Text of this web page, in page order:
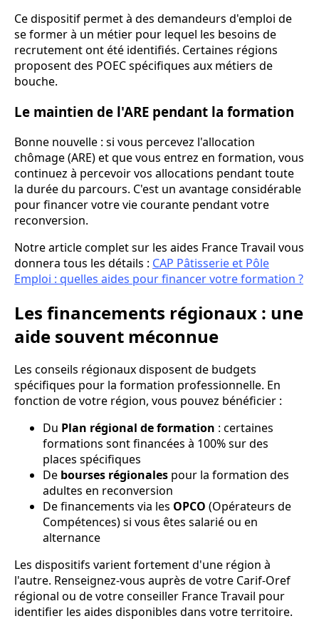
Ce dispositif permet à des demandeurs d'emploi de
se former à un métier pour lequel les besoins de
recrutement ont été identifiés. Certaines régions
proposent des POEC spécifiques aux métiers de
bouche.
Le maintien de l'ARE pendant la formation
Bonne nouvelle : si vous percevez l'allocation
chômage (ARE) et que vous entrez en formation, vous
continuez à percevoir vos allocations pendant toute
la durée du parcours. C'est un avantage considérable
pour financer votre vie courante pendant votre
reconversion.
Notre article complet sur les aides France Travail vous
donnera tous les détails : CAP Pâtisserie et Pôle
Emploi : quelles aides pour financer votre formation ?
Les financements régionaux : une
aide souvent méconnue
Les conseils régionaux disposent de budgets
spécifiques pour la formation professionnelle. En
fonction de votre région, vous pouvez bénéficier :
Du Plan régional de formation : certaines
formations sont financées à 100% sur des
places spécifiques
De bourses régionales pour la formation des
adultes en reconversion
De financements via les OPCO (Opérateurs de
Compétences) si vous êtes salarié ou en
alternance
Les dispositifs varient fortement d'une région à
l'autre. Renseignez-vous auprès de votre Carif-Oref
régional ou de votre conseiller France Travail pour
identifier les aides disponibles dans votre territoire.